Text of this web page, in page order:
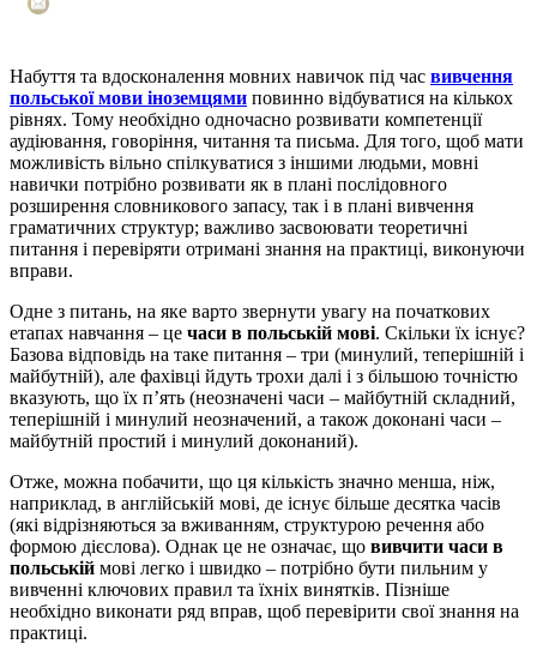
Набуття та вдосконалення мовних навичок під час вивчення
польської мови іноземцями повинно відбуватися на кількох
рівнях. Тому необхідно одночасно розвивати компетенції
аудіювання, говоріння, читання та письма. Для того, щоб мати
можливість вільно спілкуватися з іншими людьми, мовні
навички потрібно розвивати як в плані послідовного
розширення словникового запасу, так і в плані вивчення
граматичних структур; важливо засвоювати теоретичні
питання і перевіряти отримані знання на практиці, виконуючи
вправи.
Одне з питань, на яке варто звернути увагу на початкових
етапах навчання – це часи в польській мові. Скільки їх існує?
Базова відповідь на таке питання – три (минулий, теперішній і
майбутній), але фахівці йдуть трохи далі і з більшою точністю
вказують, що їх п’ять (неозначені часи – майбутній складний,
теперішній і минулий неозначений, а також доконані часи –
майбутній простий і минулий доконаний).
Отже, можна побачити, що ця кількість значно менша, ніж,
наприклад, в англійській мові, де існує більше десятка часів
(які відрізняються за вживанням, структурою речення або
формою дієслова). Однак це не означає, що вивчити часи в
польській мові легко і швидко – потрібно бути пильним у
вивченні ключових правил та їхніх винятків. Пізніше
необхідно виконати ряд вправ, щоб перевірити свої знання на
практиці.